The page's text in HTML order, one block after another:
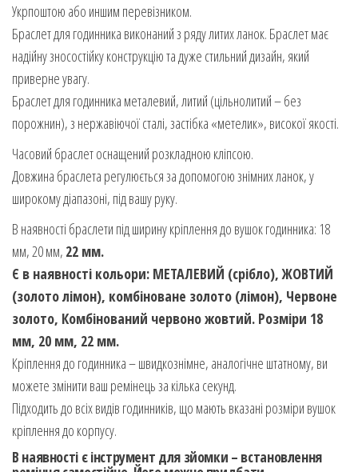
Укрпоштою або иншим перевізником.
Браслет для годинника виконаний з ряду литих ланок. Браслет має
надійну зносостійку конструкцію та дуже стильний дизайн, який
приверне увагу.
Браслет для годинника металевий, литий (цільнолитий – без
порожнин), з нержавіючої сталі, застібка «метелик», високої якості.
Часовий браслет оснащений розкладною кліпсою.
Довжина браслета регулюється за допомогою знімних ланок, у
широкому діапазоні, під вашу руку.
В наявності браслети під ширину кріплення до вушок годинника: 18
мм, 20 мм, 22 мм.
Є в наявності кольори: МЕТАЛЕВИЙ (срібло), ЖОВТИЙ
(золото лімон), комбіноване золото (лімон), Червоне
золото, Комбінований червоно жовтий. Розміри 18
мм, 20 мм, 22 мм.
Кріплення до годинника – швидкознімне, аналогічне штатному, ви
можете змінити ваш ремінець за кілька секунд.
Підходить до всіх видів годинників, що мають вказані розміри вушок
кріплення до корпусу.
В наявності є інструмент для зйомки – встановлення